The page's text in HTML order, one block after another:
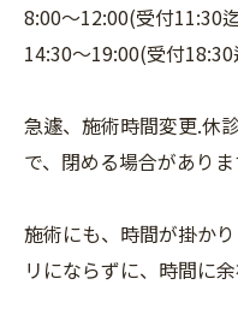
8:00〜12:00(受付11:30
14:30〜19:00(受付
急遽、施術時間変更.休
で、閉める場合があり
施術にも、時間が掛か
リにならずに、時間に